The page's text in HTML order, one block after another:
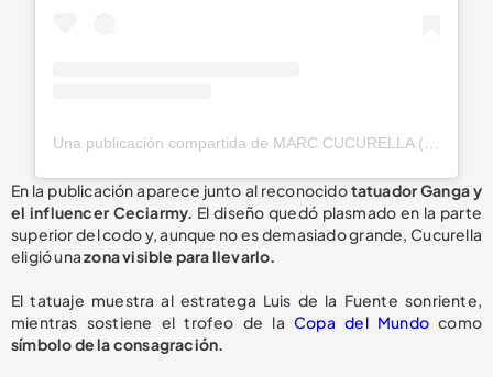
Una publicación compartida de MARC CUCURELLA (@cucurella3)
En la publicación aparece junto al reconocidotatuador Ganga y
el influencer Ceciarmy. El diseño quedó plasmado en la parte
superior del codo y, aunque no es demasiado grande, Cucurella
eligió unazona visible para llevarlo.
El tatuaje muestra al estratega Luis de la Fuente sonriente,
mientras sostiene el trofeo de laCopa del Mundocomo
símbolo de la consagración.